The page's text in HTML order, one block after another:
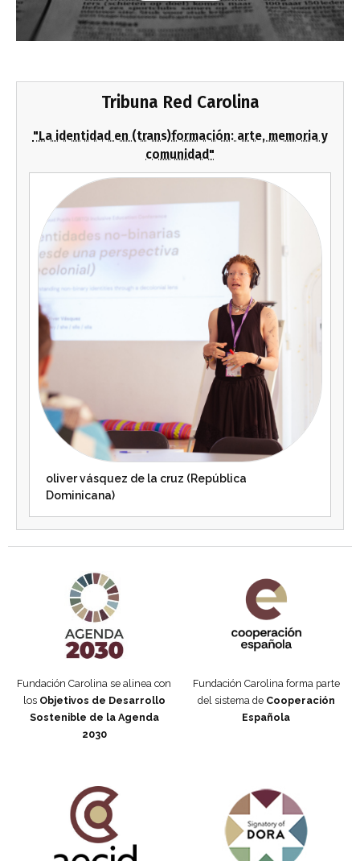
Tribuna Red Carolina
"La identidad en (trans)formación: arte, memoria y
comunidad"
oliver vásquez de la cruz (República
Dominicana)
Fundación Carolina se alinea con
los Objetivos de Desarrollo
Sostenible de la Agenda
2030
Fundación Carolina forma parte
del sistema de Cooperación
Española